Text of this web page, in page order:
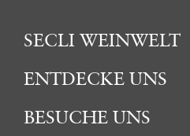
SECLI WEINWELT
ENTDECKE UNS
BESUCHE UNS